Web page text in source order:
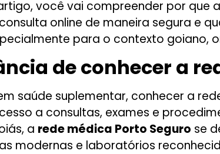
você vai compreender por que
online de maneira segura e
para o contexto goiano,
de conhecer a
saúde suplementar, conhecer a
a consultas, exames e
a rede médica Porto Seguro se
modernas e laboratórios